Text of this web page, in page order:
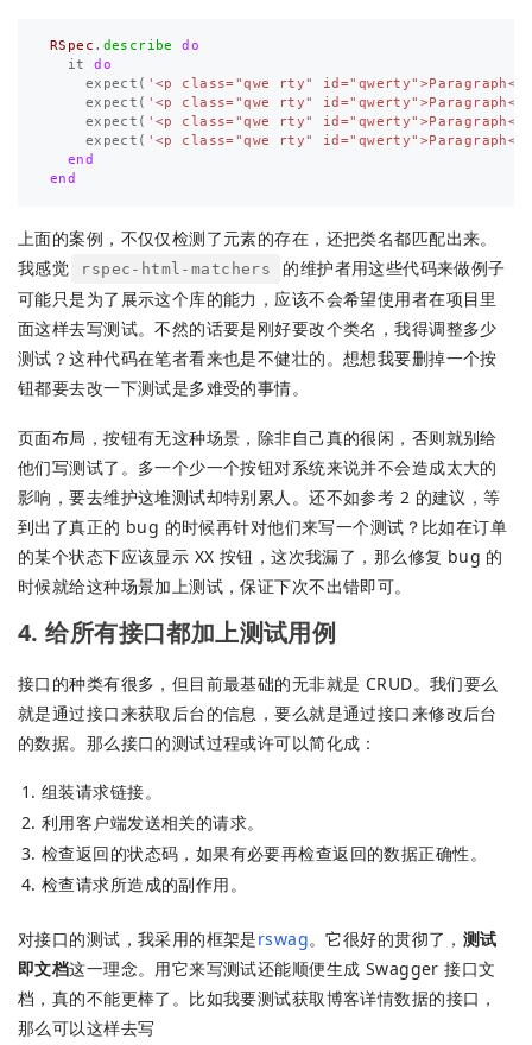
RSpec . describe
do
it
do
expect ( '<p class="qwe rty" id="qwerty">Paragraph</
expect ( '<p class="qwe rty" id="qwerty">Paragraph</
expect ( '<p class="qwe rty" id="qwerty">Paragraph</
expect ( '<p class="qwe rty" id="qwerty">Paragraph</
end
end
上面的案例，不仅仅检测了元素的存在，还把类名都匹配出来。
我感觉
rspec-html-matchers
的维护者用这些代码来做例子
可能只是为了展示这个库的能力，应该不会希望使用者在项目里
面这样去写测试。不然的话要是刚好要改个类名，我得调整多少
测试？这种代码在笔者看来也是不健壮的。想想我要删掉一个按
钮都要去改一下测试是多难受的事情。
页面布局，按钮有无这种场景，除非自己真的很闲，否则就别给
他们写测试了。多一个少一个按钮对系统来说并不会造成太大的
影响，要去维护这堆测试却特别累人。还不如参考 2 的建议，等
到出了真正的 bug 的时候再针对他们来写一个测试？比如在订单
的某个状态下应该显示 XX 按钮，这次我漏了，那么修复 bug 的
时候就给这种场景加上测试，保证下次不出错即可。
4. 给所有接口都加上测试用例
接口的种类有很多，但目前最基础的无非就是 CRUD。我们要么
就是通过接口来获取后台的信息，要么就是通过接口来修改后台
的数据。那么接口的测试过程或许可以简化成：
组装请求链接。
利用客户端发送相关的请求。
检查返回的状态码，如果有必要再检查返回的数据正确性。
检查请求所造成的副作用。
对接口的测试，我采用的框架是rswag。它很好的贯彻了， 测试
即文档这一理念。用它来写测试还能顺便生成 Swagger 接口文
档，真的不能更棒了。比如我要测试获取博客详情数据的接口，
那么可以这样去写